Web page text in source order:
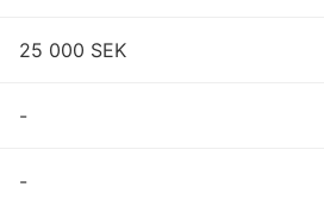
25 000 SEK
-
-